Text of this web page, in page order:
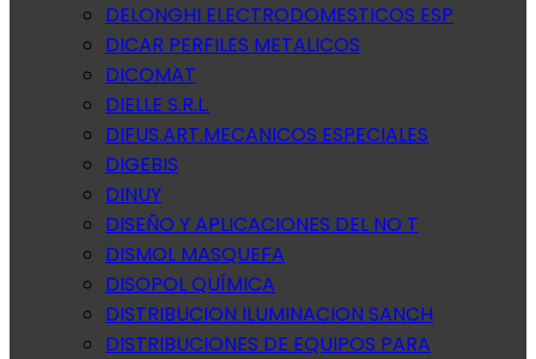
DELONGHI ELECTRODOMESTICOS ESP
DICAR PERFILES METALICOS
DICOMAT
DIELLE S.R.L.
DIFUS.ART.MECANICOS ESPECIALES
DIGEBIS
DINUY
DISEÑO Y APLICACIONES DEL NO T
DISMOL MASQUEFA
DISOPOL QUÍMICA
DISTRIBUCION ILUMINACION SANCH
DISTRIBUCIONES DE EQUIPOS PARA